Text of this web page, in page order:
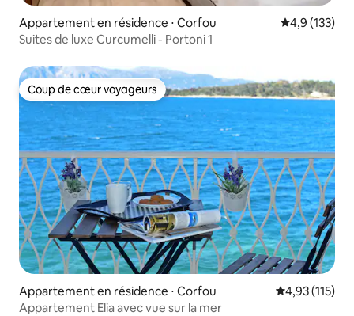
Appartement en résidence ⋅ Corfou Évaluation
4,9 (133)
Suites de luxe Curcumelli - Portoni 1
Coup de cœur voyageurs
Coup de cœur voyageurs
Appartement en résidence ⋅ Corfou Évaluation
4,93 (115)
Appartement Elia avec vue sur la mer